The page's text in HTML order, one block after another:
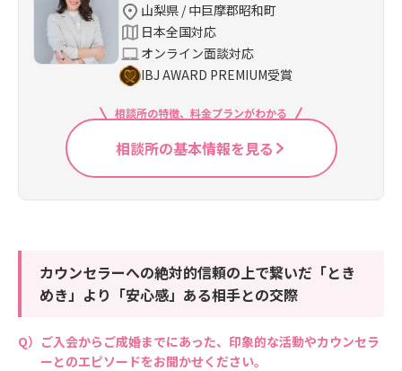
山梨県 / 中巨摩郡昭和町
日本全国対応
オンライン面談対応
IBJ AWARD PREMIUM受賞
相談所の特徴、料金プランがわかる
相談所の基本情報を見る
カウンセラーへの絶対的信頼の上で繋いだ「とき
めき」より「安心感」ある相手との交際
ご入会からご成婚までにあった、印象的な活動やカウンセラ
ーとのエピソードをお聞かせください。